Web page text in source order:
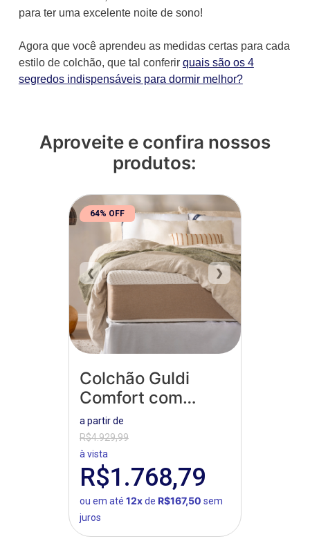
para ter uma excelente noite de sono!
Agora que você aprendeu as medidas certas para cada
estilo de colchão, que tal conferir quais são os 4
segredos indispensáveis para dormir melhor?
Aproveite e confira nossos
produtos:
64% OFF
❮ ❯
Colchão Guldi
Comfort com
Massageador
Quântico
a partir de
R$4.929,99
à vista
R$1.768,79
ou em até 12xde R$167,50 sem
juros